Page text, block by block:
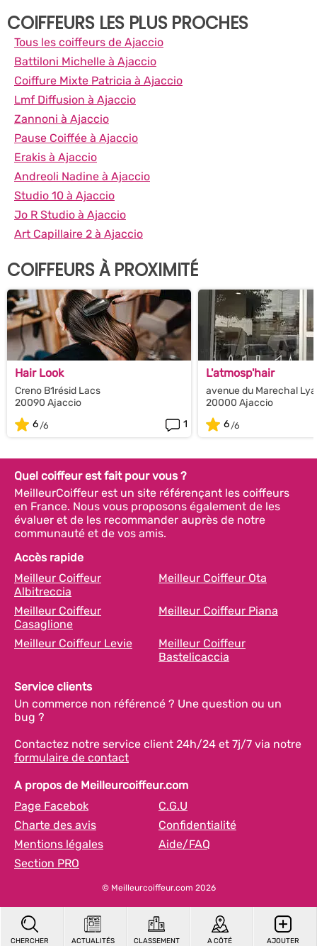
CHERCHER ACTUALITÉS CLASSEMENT A CÔTÉ AJOUTER
COIFFEURS LES PLUS PROCHES
Tous les coiffeurs de Ajaccio
Battiloni Michelle à Ajaccio
Coiffure Mixte Patricia à Ajaccio
Lmf Diffusion à Ajaccio
Zannoni à Ajaccio
Pause Coiffée à Ajaccio
Erakis à Ajaccio
Andreoli Nadine à Ajaccio
Studio 10 à Ajaccio
Jo R Studio à Ajaccio
Art Capillaire 2 à Ajaccio
COIFFEURS À PROXIMITÉ
Hair Look
Creno B1résid Lacs
20090 Ajaccio
6
1
L'atmosp'hair
avenue du Marechal
20000 Ajaccio
6
Quel coiffeur est fait pour vous ?
MeilleurCoiffeur est un site référençant les coiffeurs
en France. Nous vous proposons également de les
évaluer et de les recommander auprès de notre
communauté et de vos amis.
Accès rapide
Meilleur Coiffeur
Albitreccia
Meilleur Coiffeur Ota
Meilleur Coiffeur
Casaglione
Meilleur Coiffeur Piana
Meilleur Coiffeur Levie
Meilleur Coiffeur
Bastelicaccia
Service clients
Un commerce non référencé ? Une question ou un
bug ?
Contactez notre service client 24h/24 et 7j/7 via notre
formulaire de contact
A propos de Meilleurcoiffeur.com
Page Facebok
C.G.U
Charte des avis
Confidentialité
Mentions légales
Aide/FAQ
Section PRO
© Meilleurcoiffeur.com 2026